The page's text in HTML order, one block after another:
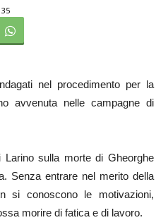
35
nel procedimento per la
avvenuta nelle campagne di
Larino sulla morte di Gheorghe
Senza entrare nel merito della
si conoscono le motivazioni,
morire di fatica e di lavoro.